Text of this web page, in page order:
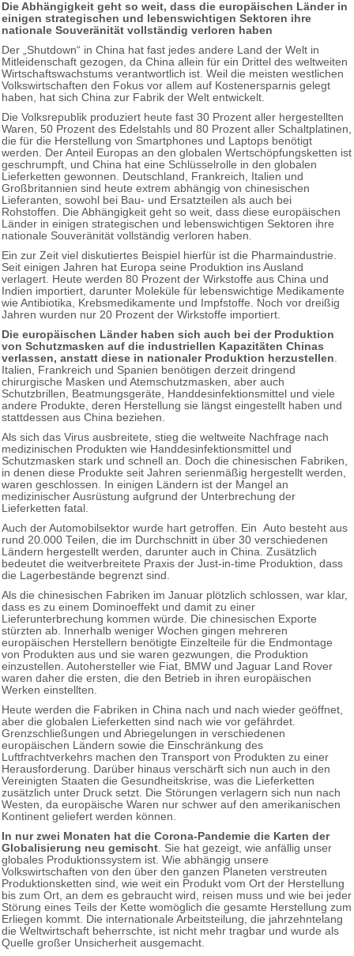
Die Abhängigkeit geht so weit, dass die europäischen Länder in
einigen strategischen und lebenswichtigen Sektoren ihre
nationale Souveränität vollständig verloren haben
Der „Shutdown“ in China hat fast jedes andere Land der Welt in
Mitleidenschaft gezogen, da China allein für ein Drittel des weltweiten
Wirtschaftswachstums verantwortlich ist. Weil die meisten westlichen
Volkswirtschaften den Fokus vor allem auf Kostenersparnis gelegt
haben, hat sich China zur Fabrik der Welt entwickelt.
Die Volksrepublik produziert heute fast 30 Prozent aller hergestellten
Waren, 50 Prozent des Edelstahls und 80 Prozent aller Schaltplatinen,
die für die Herstellung von Smartphones und Laptops benötigt
werden. Der Anteil Europas an den globalen Wertschöpfungsketten ist
geschrumpft, und China hat eine Schlüsselrolle in den globalen
Lieferketten gewonnen. Deutschland, Frankreich, Italien und
Großbritannien sind heute extrem abhängig von chinesischen
Lieferanten, sowohl bei Bau- und Ersatzteilen als auch bei
Rohstoffen. Die Abhängigkeit geht so weit, dass diese europäischen
Länder in einigen strategischen und lebenswichtigen Sektoren ihre
nationale Souveränität vollständig verloren haben.
Ein zur Zeit viel diskutiertes Beispiel hierfür ist die Pharmaindustrie.
Seit einigen Jahren hat Europa seine Produktion ins Ausland
verlagert. Heute werden 80 Prozent der Wirkstoffe aus China und
Indien importiert, darunter Moleküle für lebenswichtige Medikamente
wie Antibiotika, Krebsmedikamente und Impfstoffe. Noch vor dreißig
Jahren wurden nur 20 Prozent der Wirkstoffe importiert.
Die europäischen Länder haben sich auch bei der Produktion
von Schutzmasken auf die industriellen Kapazitäten Chinas
verlassen, anstatt diese in nationaler Produktion herzustellen.
Italien, Frankreich und Spanien benötigen derzeit dringend
chirurgische Masken und Atemschutzmasken, aber auch
Schutzbrillen, Beatmungsgeräte, Handdesinfektionsmittel und viele
andere Produkte, deren Herstellung sie längst eingestellt haben und
stattdessen aus China beziehen.
Als sich das Virus ausbreitete, stieg die weltweite Nachfrage nach
medizinischen Produkten wie Handdesinfektionsmittel und
Schutzmasken stark und schnell an. Doch die chinesischen Fabriken,
in denen diese Produkte seit Jahren serienmäßig hergestellt werden,
waren geschlossen. In einigen Ländern ist der Mangel an
medizinischer Ausrüstung aufgrund der Unterbrechung der
Lieferketten fatal.
Auch der Automobilsektor wurde hart getroffen. Ein Auto besteht aus
rund 20.000 Teilen, die im Durchschnitt in über 30 verschiedenen
Ländern hergestellt werden, darunter auch in China. Zusätzlich
bedeutet die weitverbreitete Praxis der Just-in-time Produktion, dass
die Lagerbestände begrenzt sind.
Als die chinesischen Fabriken im Januar plötzlich schlossen, war klar,
dass es zu einem Dominoeffekt und damit zu einer
Lieferunterbrechung kommen würde. Die chinesischen Exporte
stürzten ab. Innerhalb weniger Wochen gingen mehreren
europäischen Herstellern benötigte Einzelteile für die Endmontage
von Produkten aus und sie waren gezwungen, die Produktion
einzustellen. Autohersteller wie Fiat, BMW und Jaguar Land Rover
waren daher die ersten, die den Betrieb in ihren europäischen
Werken einstellten.
Heute werden die Fabriken in China nach und nach wieder geöffnet,
aber die globalen Lieferketten sind nach wie vor gefährdet.
Grenzschließungen und Abriegelungen in verschiedenen
europäischen Ländern sowie die Einschränkung des
Luftfrachtverkehrs machen den Transport von Produkten zu einer
Herausforderung. Darüber hinaus verschärft sich nun auch in den
Vereinigten Staaten die Gesundheitskrise, was die Lieferketten
zusätzlich unter Druck setzt. Die Störungen verlagern sich nun nach
Westen, da europäische Waren nur schwer auf den amerikanischen
Kontinent geliefert werden können.
In nur zwei Monaten hat die Corona-Pandemie die Karten der
Globalisierung neu gemischt. Sie hat gezeigt, wie anfällig unser
globales Produktionssystem ist. Wie abhängig unsere
Volkswirtschaften von den über den ganzen Planeten verstreuten
Produktionsketten sind, wie weit ein Produkt vom Ort der Herstellung
bis zum Ort, an dem es gebraucht wird, reisen muss und wie bei jeder
Störung eines Teils der Kette womöglich die gesamte Herstellung zum
Erliegen kommt. Die internationale Arbeitsteilung, die jahrzehntelang
die Weltwirtschaft beherrschte, ist nicht mehr tragbar und wurde als
Quelle großer Unsicherheit ausgemacht.